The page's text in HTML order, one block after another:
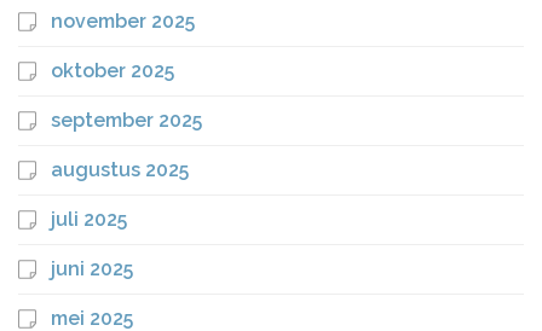
november 2025
oktober 2025
september 2025
augustus 2025
juli 2025
juni 2025
mei 2025